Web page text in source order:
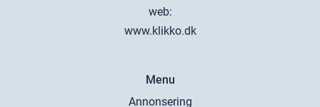
web:
www.klikko.dk
Menu
Annonsering